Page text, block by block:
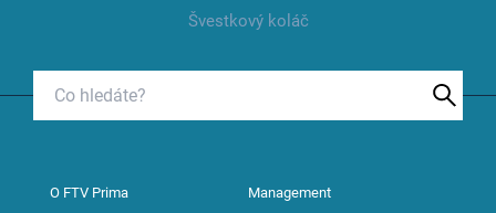
Švestkový koláč
O FTV Prima Management